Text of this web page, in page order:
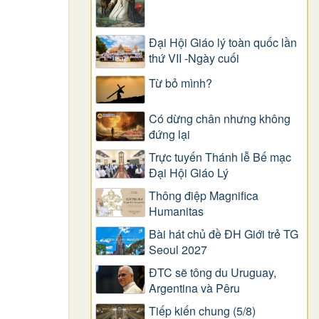
Đại Hội Giáo lý toàn quốc lần
thứ VII -Ngày cuối
Từ bỏ mình?
Có dừng chân nhưng không
đứng lại
Trực tuyến Thánh lễ Bế mạc
Đại Hội Giáo Lý
Thông điệp Magnifica
Humanitas
Bài hát chủ đề ĐH Giới trẻ TG
Seoul 2027
ĐTC sẽ tông du Uruguay,
Argentina và Pêru
Tiếp kiến chung (5/8)